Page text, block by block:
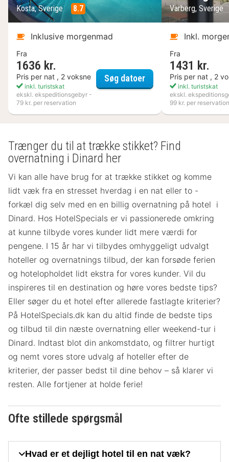
Kosta, Sverige 8.7
Inklusive morgenmad
Fra
1636 kr.
Pris per nat , 2 voksne
inkl. turistskat
ekskl. ekspeditionsgebyr -
79 kr. per reservation
Søg datoerKosta Boda Art Hotel
Varberg, Sverige
Inkl.
Fra
1431 kr.
Pris per nat , 2
inkl. turistskat
ekskl.
99 kr. per reservation
Trænger du til at trække stikket? Find
overnatning i Dinard her
Vi kan alle have brug for at trække stikket og komme
lidt væk fra en stresset hverdag i en nat eller to -
forkæl dig selv med en en billig overnatning på hotel i
Dinard. Hos HotelSpecials er vi passionerede omkring
at kunne tilbyde vores kunder lidt mere værdi for
pengene. I 15 år har vi tilbydes omhyggeligt udvalgt
hoteller og overnatnings tilbud, der kan forsøde ferien
og hotelopholdet lidt ekstra for vores kunder. Vil du
inspireres til en destination og høre vores bedste tips?
Eller søger du et hotel efter allerede fastlagte kriterier?
På HotelSpecials.dk kan du altid finde de bedste tips
og tilbud til din næste overnatning eller weekend-tur i
Dinard. Indtast blot din ankomstdato, og filtrer hurtigt
og nemt vores store udvalg af hoteller efter de
kriterier, der passer bedst til dine behov – så klarer vi
resten. Alle fortjener at holde ferie!
Ofte stillede spørgsmål
Hvad er et dejligt hotel til en nat væk?